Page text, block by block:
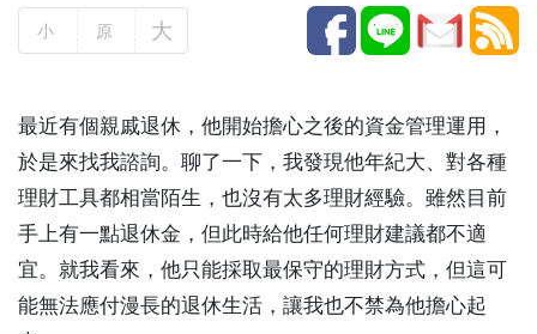
小 原 大
最近有個親戚退休，他開始擔心之後的資金管理運用，
於是來找我諮詢。聊了一下，我發現他年紀大、對各種
理財工具都相當陌生，也沒有太多理財經驗。雖然目前
手上有一點退休金，但此時給他任何理財建議都不適
宜。就我看來，他只能採取最保守的理財方式，但這可
能無法應付漫長的退休生活，讓我也不禁為他擔心起